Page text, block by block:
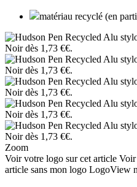
matériau recyclé (en
Zoom
Voir votre logo sur cet article Voir
article sans mon logo LogoView